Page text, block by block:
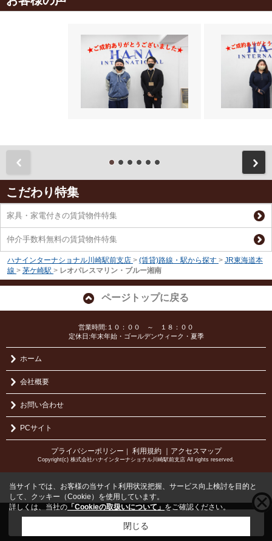
こだわり特集
家具・家電付きの賃貸物件特集
仲介手数料無料の賃貸物件特集
ハナインターナショナル川崎駅前支店 > (賃貸)路線・駅から探す > JR東海道本
線 > 茅ケ崎駅 > レオパレスマリン・ブルー湘南
ページトップに戻る
営業時間:１０：００ ～ １８：００
定休日:年末年始・ゴールデンウィーク・夏季
ホーム
会社概要
お問い合わせ
PCサイト
プライバシーポリシー 利用規約 ｜アクセスマップ
Copyright(c) 株式会社ハナインターナショナル川崎駅前支店 All rights reserved.
こちらの物件をご覧の方にお勧めな物件
当サイトでは、お客様の当サイト利用状況把握、サービス向上検討を目的と
して、クッキー（Cookie）を使用しています。
詳しくは、当社の 「Cookieの取扱いについて」 をご確認ください。
閉じる